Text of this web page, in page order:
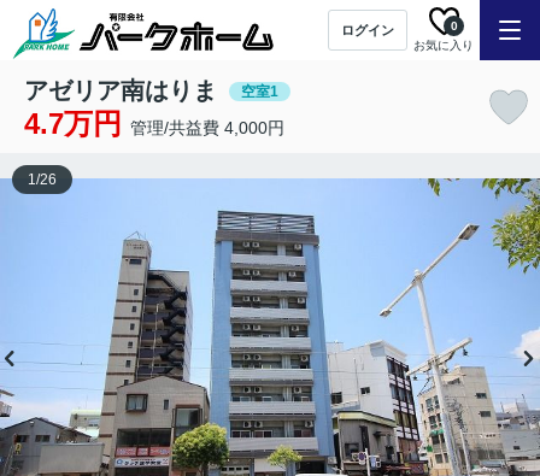
ログイン
お気に入り
0
アゼリア南はりま 空室1
4.7万円 管理/共益費 4,000円
1/26